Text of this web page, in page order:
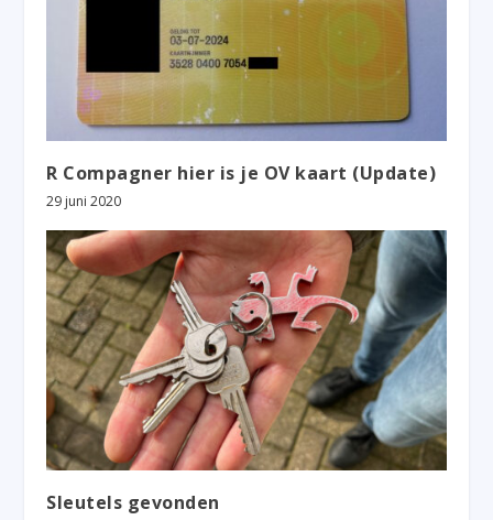
R Compagner hier is je OV kaart (Update)
29 juni 2020
Sleutels gevonden